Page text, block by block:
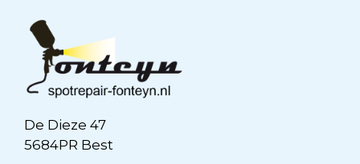
De Dieze 47
5684PR Best